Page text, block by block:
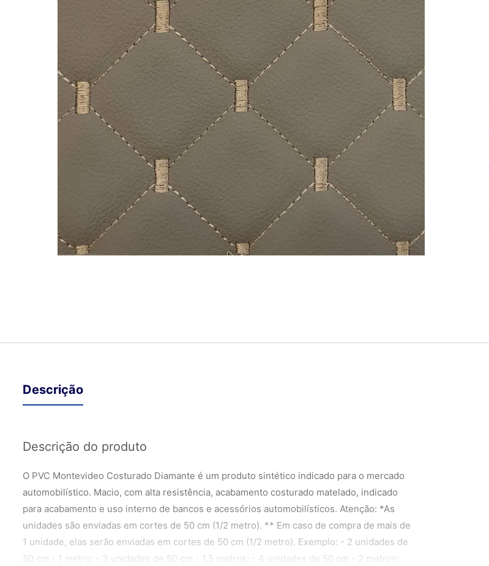
Descrição
Descrição do produto
O PVC Montevideo Costurado Diamante é um produto sintético indicado para o mercado
automobilístico. Macio, com alta resistência, acabamento costurado matelado, indicado
para acabamento e uso interno de bancos e acessórios automobilísticos. Atenção: *As
unidades são enviadas em cortes de 50 cm (1/2 metro). ** Em caso de compra de mais de
1 unidade, elas serão enviadas em cortes de 50 cm (1/2 metro). Exemplo: - 2 unidades de
50 cm - 1 metro; - 3 unidades de 50 cm - 1,5 metros; - 4 unidades de 50 cm - 2 metros;